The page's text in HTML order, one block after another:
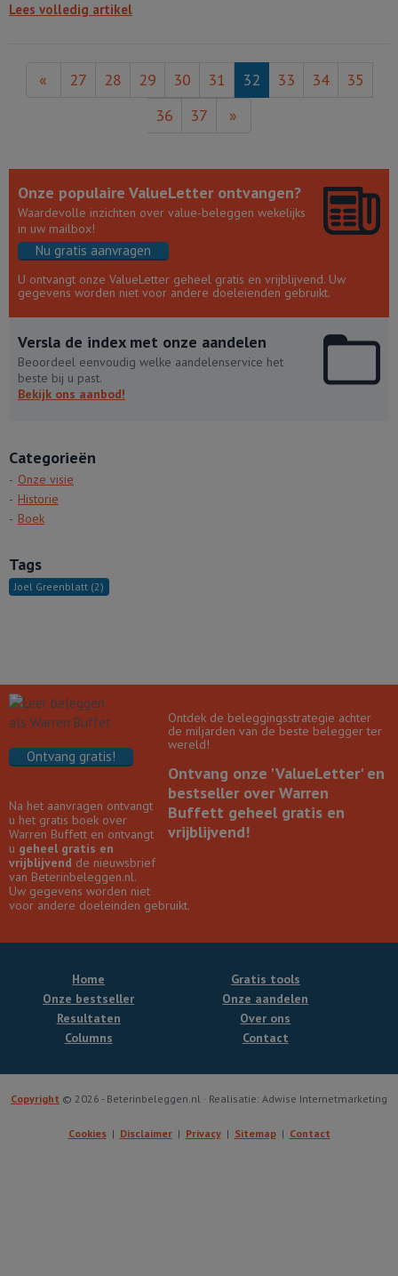
Lees volledig artikel
« 27 28 29 30 31 32 33 34
35
36
37 »
Onze populaire ValueLetter ontvangen?
Waardevolle inzichten over value-beleggen wekelijks
in uw mailbox!
Nu gratis aanvragen
U ontvangt onze ValueLetter geheel gratis en vrijblijvend. Uw
gegevens worden niet voor andere doeleienden gebruikt.
Versla de index met onze aandelen
Beoordeel eenvoudig welke aandelenservice het
beste bij u past.
Bekijk ons aanbod!
Categorieën
Onze visie
Historie
Boek
Tags
Joel Greenblatt (2)
Ontdek de beleggingsstrategie achter
de miljarden van de beste belegger ter
wereld!
Ontvang onze 'ValueLetter' en
bestseller over Warren
Buffett geheel gratis en
vrijblijvend!
Ontvang gratis!
Na het aanvragen ontvangt
u het gratis boek over
Warren Buffett en ontvangt
u geheel gratis en
vrijblijvend de nieuwsbrief
van Beterinbeleggen.nl.
Uw gegevens worden niet
voor andere doeleinden gebruikt.
Home
Onze bestseller
Gratis tools
Onze aandelen
Resultaten
Columns
Over ons
Contact
Copyright © 2026 - Beterinbeleggen.nl · Realisatie: Adwise Internetmarketing
Cookies Disclaimer Privacy Sitemap Contact